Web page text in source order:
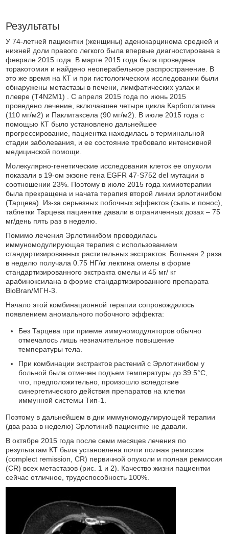
Результаты
У 74-летней пациентки (женщины) аденокарцинома средней и
нижней доли правого легкого была впервые диагностирована в
феврале 2015 года. В марте 2015 года была проведена
торакотомия и найдено неоперабельное распространение. В
это же время на КТ и при гистологическом исследовании были
обнаружены метастазы в печени, лимфатических узлах и
плевре (T4N2M1) . С апреля 2015 года по июнь 2015
проведено лечение, включавшее четыре цикла Карбоплатина
(110 мг/м2) и Паклитаксела (90 мг/м2). В июле 2015 года с
помощью КТ было установлено дальнейшее
прогрессирование, пациентка находилась в терминальной
стадии заболевания, и ее состояние требовало интенсивной
медицинской помощи.
Молекулярно-генетические исследования клеток ее опухоли
показали в 19-ом экзоне гена EGFR 47-S752 del мутации в
соотношении 23%. Поэтому в июле 2015 года химиотерапии
была прекращена и начата терапия второй линии эрлотинибом
(Тарцева). Из-за серьезных побочных эффектов (сыпь и понос),
таблетки Тарцева пациентке давали в ограниченных дозах – 75
мг/день пять раз в неделю.
Помимо лечения Эрлотинибом проводилась
иммуномодулирующая терапия с использованием
стандартизированных растительных экстрактов. Больная 2 раза
в неделю получала 0.75 НГ/кг лектина омелы в форме
стандартизированного экстракта омелы и 45 мг/ кг
арабиноксилана в форме стандартизированного препарата
BioBran/МГН-3.
Начало этой комбинационной терапии сопровождалось
появлением аномального побочного эффекта:
Без Тарцева при приеме иммуномодуляторов обычно
отмечалось лишь незначительное повышение
температуры тела.
При комбинации экстрактов растений с Эрлотинибом у
больной была отмечен подъем температуры до 39.5°C,
что, предположительно, произошло вследствие
синергетического действия препаратов на клетки
иммунной системы Тип-1.
Поэтому в дальнейшем в дни иммуномодулирующей терапии
(два раза в неделю) Эрлотиниб пациентке не давали.
В октябре 2015 года после семи месяцев лечения по
результатам КТ была установлена почти полная ремиссия
(complect remission, CR) первичной опухоли и полная ремиссия
(CR) всех метастазов (рис. 1 и 2). Качество жизни пациентки
сейчас отличное, трудоспособность 100%.